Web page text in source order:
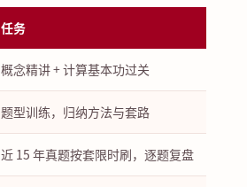
任务
概念精讲 + 计算基本功过关
题型训练，归纳方法与套路
近 15 年真题按套限时刷，逐题复盘